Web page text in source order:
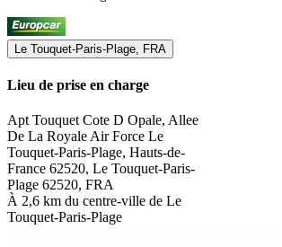
Le Touquet-Paris-Plage, FRA
Lieu de prise en charge
Apt Touquet Cote D Opale, Allee
De La Royale Air Force Le
Touquet-Paris-Plage, Hauts-de-
France 62520, Le Touquet-Paris-
Plage 62520, FRA
À 2,6 km du centre-ville de Le
Touquet-Paris-Plage